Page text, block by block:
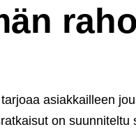
asiakkailleen
on suunniteltu